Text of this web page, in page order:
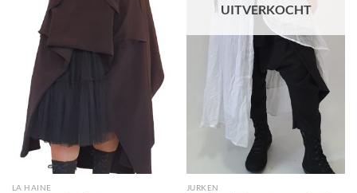
LA HAINE
UITVERKOCHT
JURKEN